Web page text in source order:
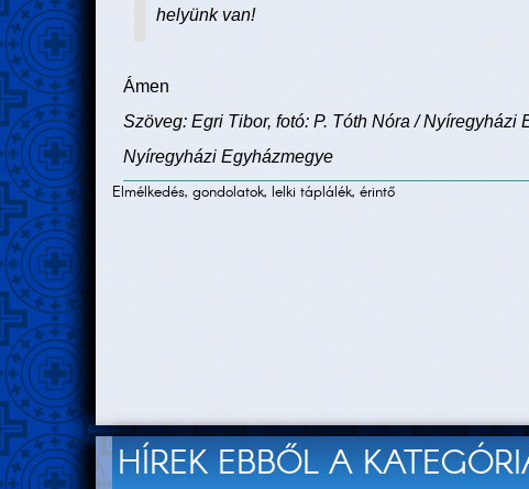
helyünk van!
Ámen
Szöveg: Egri Tibor, fotó: P. Tóth Nóra / Nyíregyházi
Nyíregyházi Egyházmegye
Elmélkedés, gondolatok, lelki táplálék, érintő
HÍREK EBBŐL A